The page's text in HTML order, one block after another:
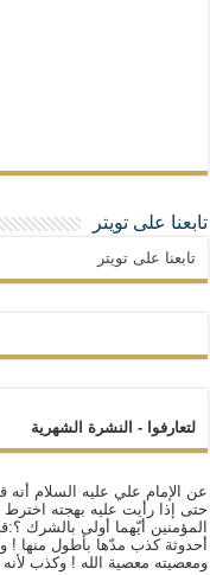
تابعنا على تويتر
تابعنا على تويتر
لتعارفوا - النشرة الشهرية
عن الإمام علي عليه السلام أنه
حتى إذا رأيت عليه بهجته
المؤمنين أيّهما أولى بالشرك
أحدوثة كذب مدّها بأطول منها !
ومعصيته معصية الله ! وكذب